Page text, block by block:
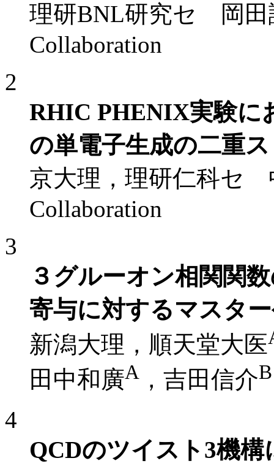
理研BNL研究セ 岡田
Collaboration
2
RHIC PHENIX実験に
の単電子生成の二重
京大理，理研仁科セ
Collaboration
3
３グルーオン相関関
寄与に対するマスタ
新潟大理，順天堂大医
田中和廣A ，吉田信介B
4
QCDのツイスト3機